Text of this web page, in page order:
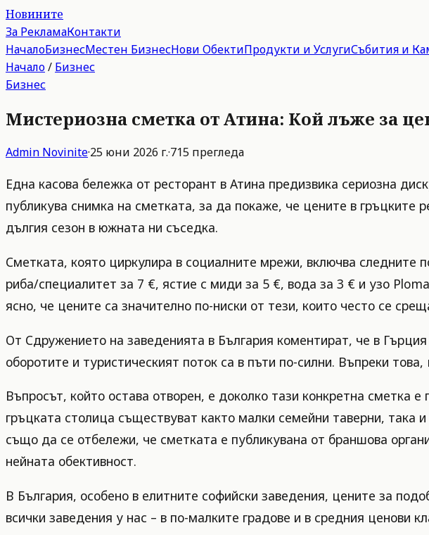
Новините
За РекламаКонтакти
НачалоБизнесМестен БизнесНови ОбектиПродукти и УслугиСъбития и
Начало/ Бизнес
Бизнес
Мистериозна сметка от Атина: Кой лъже за
Admin Novinite·25 юни 2026 г.·715 прегледа
Една касова бележка от ресторант в Атина предизвика сериозна
публикува снимка на сметката, за да покаже, че цените в гръцките
дългия сезон в южната ни съседка.
Сметката, която циркулира в социалните мрежи, включва следните
риба/специалитет за 7 €, ястие с миди за 5 €, вода за 3 € и узо
ясно, че цените са значително по-ниски от тези, които често се
От Сдружението на заведенията в България коментират, че в
оборотите и туристическият поток са в пъти по-силни. Въпреки
Въпросът, който остава отворен, е доколко тази конкретна сметка
гръцката столица съществуват както малки семейни таверни, така
също да се отбележи, че сметката е публикувана от браншова
нейната обективност.
В България, особено в елитните софийски заведения, цените за
всички заведения у нас – в по-малките градове и в средния ценови